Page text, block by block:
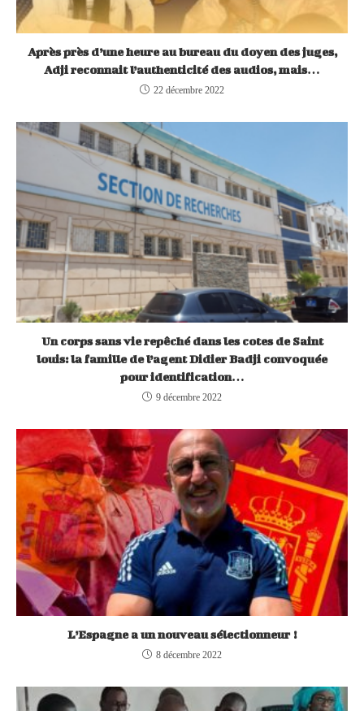
Après près d’une heure au bureau du doyen des juges,
Adji reconnait l’authenticité des audios, mais…
22 décembre 2022
Un corps sans vie repêché dans les cotes de Saint
louis: la famille de l’agent Didier Badji convoquée
pour identification…
9 décembre 2022
L’Espagne a un nouveau sélectionneur !
8 décembre 2022